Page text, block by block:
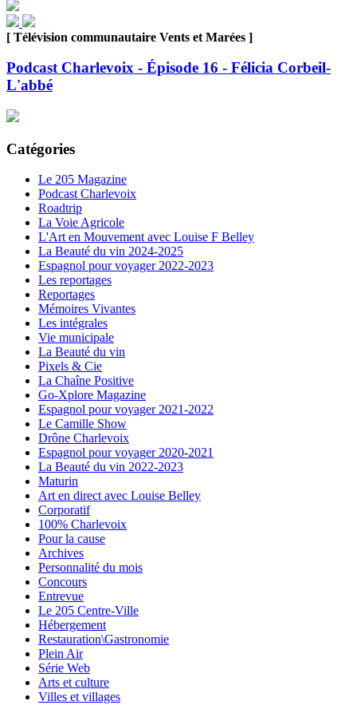
[ Télévision communautaire Vents et Marées ]
Podcast Charlevoix - Épisode 16 - Félicia Corbeil-
L'abbé
Catégories
Le 205 Magazine
Podcast Charlevoix
Roadtrip
La Voie Agricole
L'Art en Mouvement avec Louise F Belley
La Beauté du vin 2024-2025
Espagnol pour voyager 2022-2023
Les reportages
Reportages
Mémoires Vivantes
Les intégrales
Vie municipale
La Beauté du vin
Pixels & Cie
La Chaîne Positive
Go-Xplore Magazine
Espagnol pour voyager 2021-2022
Le Camille Show
Drône Charlevoix
Espagnol pour voyager 2020-2021
La Beauté du vin 2022-2023
Maturin
Art en direct avec Louise Belley
Corporatif
100% Charlevoix
Pour la cause
Archives
Personnalité du mois
Concours
Entrevue
Le 205 Centre-Ville
Hébergement
Restauration\Gastronomie
Plein Air
Série Web
Arts et culture
Villes et villages